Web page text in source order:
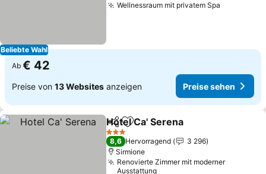
Beliebte Wahl
Wellnessraum mit privatem Spa
Ab € 42
Preise von 13 Websites anzeigen Preise sehen
TeilenZu Favoriten hinzufügen
Hotel Ca' Serena
3 Sterne
8,6 Hervorragend
3 296
Sirmione
Renovierte Zimmer mit moderner
Ausstattung